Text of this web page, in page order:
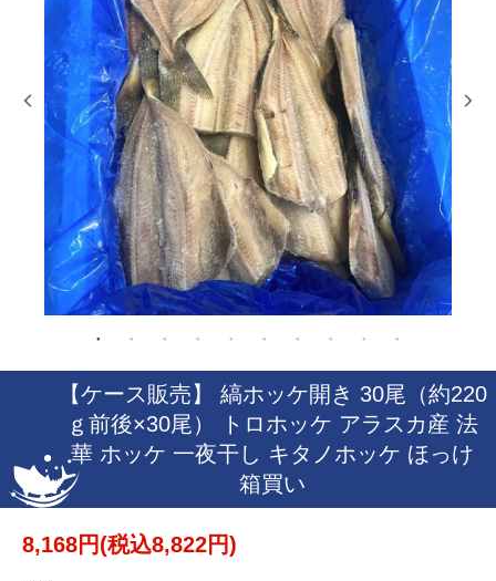
【ケース販売】 縞ホッケ開き 30尾（約220
ｇ前後×30尾） トロホッケ アラスカ産 法
華 ホッケ 一夜干し キタノホッケ ほっけ
箱買い
8,168円(税込8,822円)